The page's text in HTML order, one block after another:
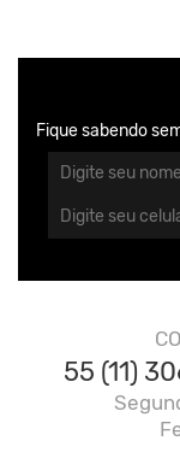
Fique sabendo
55 (11)